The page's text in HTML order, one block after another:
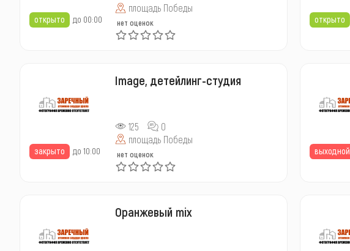
открыто до 00:00
площадь Победы
нет оценок открыто
закрыто до 10:00
Image, детейлинг-студия
125
0
площадь Победы
нет оценок выходной
Оранжевый mix